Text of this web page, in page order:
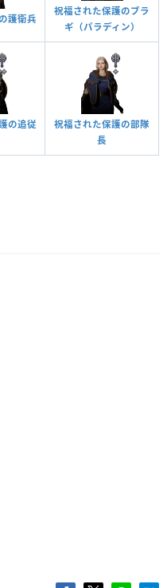
護衛兵
祝福された保護のブラ
ギ（パラディン）
の追従
祝福された保護の部隊
長